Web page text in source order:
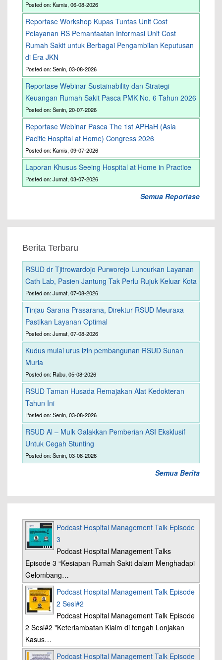
Posted on: Kamis, 06-08-2026
Reportase Workshop Kupas Tuntas Unit Cost
Pelayanan RS Pemanfaatan Informasi Unit Cost
Rumah Sakit untuk Berbagai Pengambilan Keputusan
di Era JKN
Posted on: Senin, 03-08-2026
Reportase Webinar Sustainability dan Strategi
Keuangan Rumah Sakit Pasca PMK No. 6 Tahun 2026
Posted on: Senin, 20-07-2026
Reportase Webinar Pasca The 1st APHaH (Asia
Pacific Hospital at Home) Congress 2026
Posted on: Kamis, 09-07-2026
Laporan Khusus Seeing Hospital at Home in Practice
Posted on: Jumat, 03-07-2026
Semua Reportase
Berita Terbaru
RSUD dr Tjitrowardojo Purworejo Luncurkan Layanan
Cath Lab, Pasien Jantung Tak Perlu Rujuk Keluar Kota
Posted on: Jumat, 07-08-2026
Tinjau Sarana Prasarana, Direktur RSUD Meuraxa
Pastikan Layanan Optimal
Posted on: Jumat, 07-08-2026
Kudus mulai urus izin pembangunan RSUD Sunan
Muria
Posted on: Rabu, 05-08-2026
RSUD Taman Husada Remajakan Alat Kedokteran
Tahun Ini
Posted on: Senin, 03-08-2026
RSUD Al – Mulk Galakkan Pemberian ASI Eksklusif
Untuk Cegah Stunting
Posted on: Senin, 03-08-2026
Semua Berita
Podcast Hospital Management Talk Episode
3
Podcast Hospital Management Talks
Episode 3 “Kesiapan Rumah Sakit dalam Menghadapi
Gelombang…
Podcast Hospital Management Talk Episode
2 Sesi#2
Podcast Hospital Management Talk Episode
2 Sesi#2 "Keterlambatan Klaim di tengah Lonjakan
Kasus…
Podcast Hospital Management Talk Episode